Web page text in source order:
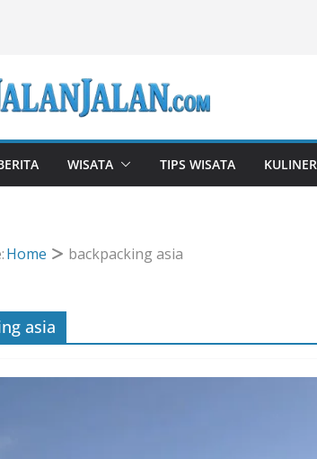
WISATA TIPS WISATA KULINER
Home backpacking asia
asia